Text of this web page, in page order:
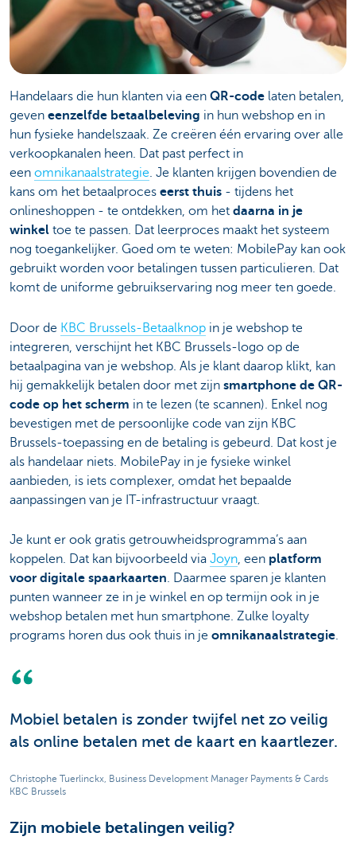
Handelaars die hun klanten via een QR-code laten betalen,
geven eenzelfde betaalbeleving in hun webshop en in
hun fysieke handelszaak. Ze creëren één ervaring over alle
verkoopkanalen heen. Dat past perfect in
een omnikanaalstrategie. Je klanten krijgen bovendien de
kans om het betaalproces eerst thuis - tijdens het
onlineshoppen - te ontdekken, om het daarna in je
winkel toe te passen. Dat leerproces maakt het systeem
nog toegankelijker. Goed om te weten: MobilePay kan ook
gebruikt worden voor betalingen tussen particulieren. Dat
komt de uniforme gebruikservaring nog meer ten goede.
Door de KBC Brussels-Betaalknop in je webshop te
integreren, verschijnt het KBC Brussels-logo op de
betaalpagina van je webshop. Als je klant daarop klikt, kan
hij gemakkelijk betalen door met zijn smartphone de QR-
code op het scherm in te lezen (te scannen). Enkel nog
bevestigen met de persoonlijke code van zijn KBC
Brussels-toepassing en de betaling is gebeurd. Dat kost je
als handelaar niets. MobilePay in je fysieke winkel
aanbieden, is iets complexer, omdat het bepaalde
aanpassingen van je IT-infrastructuur vraagt.
Je kunt er ook gratis getrouwheidsprogramma’s aan
koppelen. Dat kan bijvoorbeeld via Joyn, een platform
voor digitale spaarkaarten. Daarmee sparen je klanten
punten wanneer ze in je winkel en op termijn ook in je
webshop betalen met hun smartphone. Zulke loyalty
programs horen dus ook thuis in je omnikanaalstrategie.
Mobiel betalen is zonder twijfel net zo veilig
als online betalen met de kaart en kaartlezer.
Christophe Tuerlinckx, Business Development Manager Payments & Cards
KBC Brussels
Zijn mobiele betalingen veilig?